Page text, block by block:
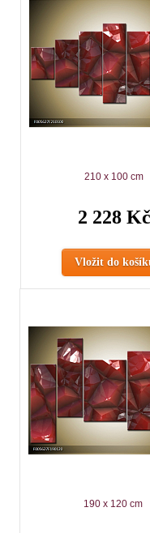
210 x 100 cm
2 228 Kč
Vložit do
190 x 120 cm